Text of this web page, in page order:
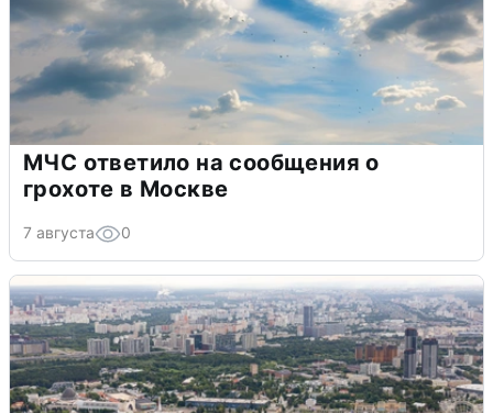
МЧС ответило на сообщения о
грохоте в Москве
7 августа 0